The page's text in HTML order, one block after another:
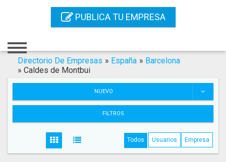
PUBLICA TU EMPRESA
Registro
Contacto
Servicios Online
Publica Tu Empresa
Directorio De Empresas » España » Barcelona
» Caldes de Montbui
NUEVO
FILTROS
Todos Usuarios Empresa